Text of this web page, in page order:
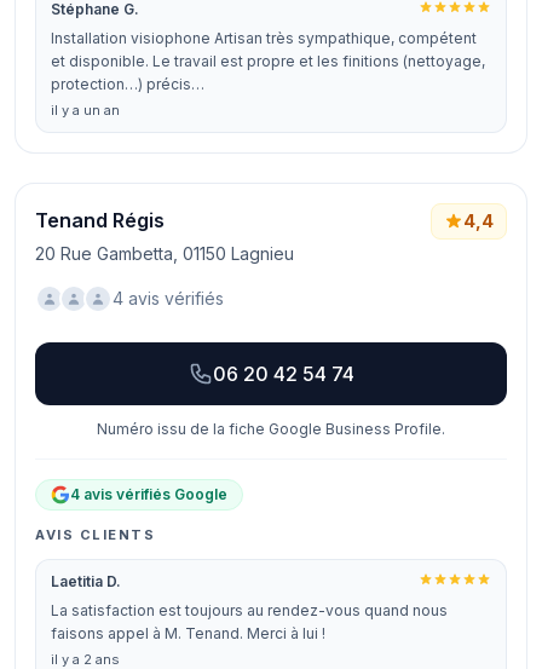
Stéphane G.
Installation visiophone Artisan très sympathique, compétent
et disponible. Le travail est propre et les finitions (nettoyage,
protection…) précis…
il y a un an
Tenand Régis
20 Rue Gambetta, 01150 Lagnieu
4,4
4 avis vérifiés
06 20 42 54 74
Numéro issu de la fiche Google Business Profile.
4 avis vérifiés Google
AVIS CLIENTS
Laetitia D.
La satisfaction est toujours au rendez-vous quand nous
faisons appel à M. Tenand. Merci à lui !
il y a 2 ans